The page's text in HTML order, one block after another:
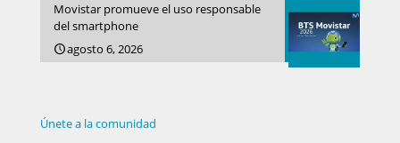
Movistar promueve el uso responsable
del smartphone
agosto 6, 2026
Únete a la comunidad